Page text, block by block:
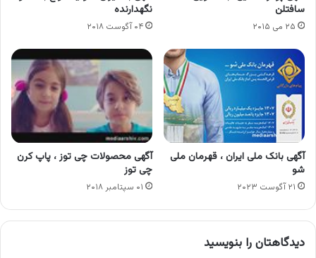
سافتلن
۲۵ می ۲۰۱۵
نگهدارنده
۰۴ آگوست ۲۰۱۸
آگهی بانک ملی ایران ، قهرمان ملی
شو
۲۱ آگوست ۲۰۲۳
آگهی محصولات چی توز ، پاپ کرن
چی توز
۰۱ سپتامبر ۲۰۱۸
دیدگاهتان را بنویسید